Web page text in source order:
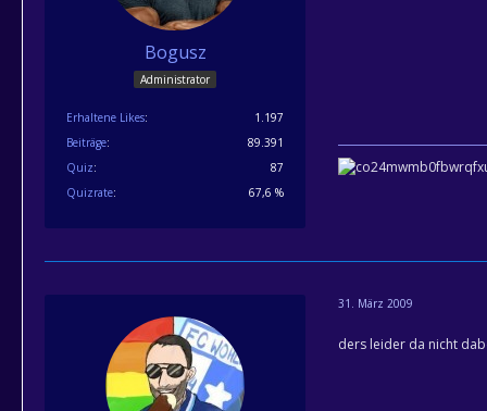
Bogusz
Administrator
Erhaltene Likes
1.197
Beiträge
89.391
Quiz
87
Quizrate
67,6 %
31. März 2009
ders leider da nicht